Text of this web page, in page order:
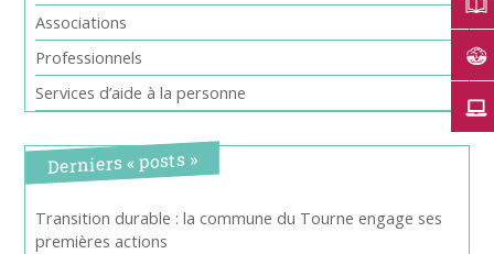
Associations
Professionnels
Services d’aide à la personne
Derniers « posts »
Transition durable : la commune du Tourne engage ses
premières actions